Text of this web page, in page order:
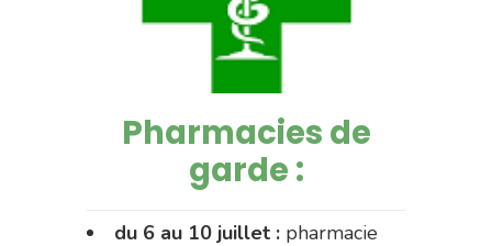
Pharmacies de
garde :
du 6 au 10 juillet : pharmacie